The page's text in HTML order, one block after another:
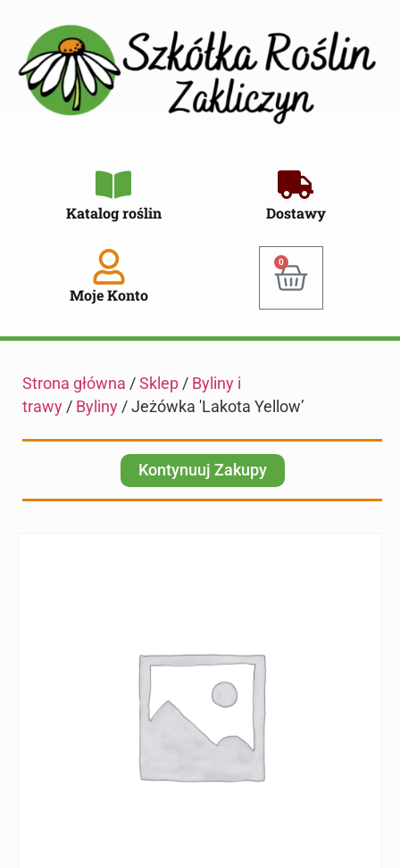
Katalog roślin Dostawy
Moje Konto
0
Strona główna / Sklep / Byliny i
trawy / Byliny / Jeżówka 'Lakota Yellow’
Kontynuuj Zakupy